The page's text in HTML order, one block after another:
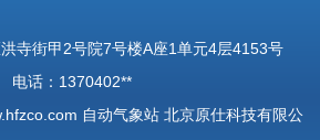
寺街甲2号院7号楼A座1单元4层4153号
电话：1370402**
自动气象站 北京原仕科技有限公